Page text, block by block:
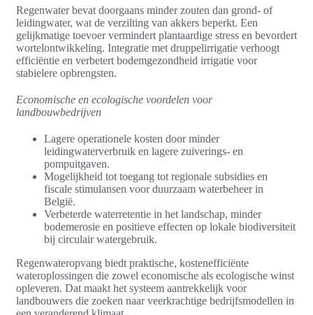
Regenwater bevat doorgaans minder zouten dan grond- of
leidingwater, wat de verzilting van akkers beperkt. Een
gelijkmatige toevoer vermindert plantaardige stress en bevordert
wortelontwikkeling. Integratie met druppelirrigatie verhoogt
efficiëntie en verbetert bodemgezondheid irrigatie voor
stabielere opbrengsten.
Economische en ecologische voordelen voor
landbouwbedrijven
Lagere operationele kosten door minder
leidingwaterverbruik en lagere zuiverings- en
pompuitgaven.
Mogelijkheid tot toegang tot regionale subsidies en
fiscale stimulansen voor duurzaam waterbeheer in
België.
Verbeterde waterretentie in het landschap, minder
bodemerosie en positieve effecten op lokale biodiversiteit
bij circulair watergebruik.
Regenwateropvang biedt praktische, kostenefficiënte
wateroplossingen die zowel economische als ecologische winst
opleveren. Dat maakt het systeem aantrekkelijk voor
landbouwers die zoeken naar veerkrachtige bedrijfsmodellen in